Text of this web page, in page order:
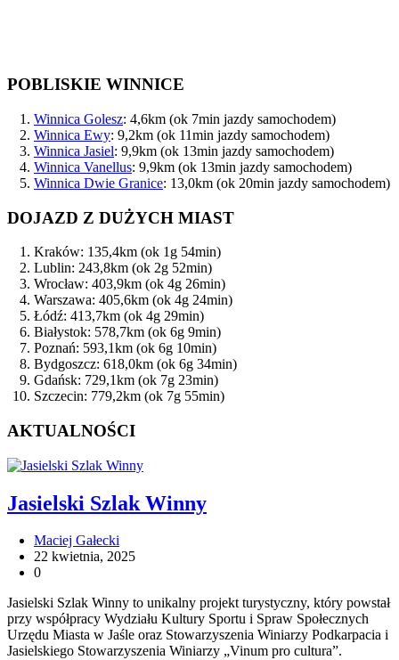
POBLISKIE WINNICE
Winnica Golesz: 4,6km (ok 7min jazdy samochodem)
Winnica Ewy: 9,2km (ok 11min jazdy samochodem)
Winnica Jasiel: 9,9km (ok 13min jazdy samochodem)
Winnica Vanellus: 9,9km (ok 13min jazdy samochodem)
Winnica Dwie Granice: 13,0km (ok 20min jazdy samochodem)
DOJAZD Z DUŻYCH MIAST
Kraków: 135,4km (ok 1g 54min)
Lublin: 243,8km (ok 2g 52min)
Wrocław: 403,9km (ok 4g 26min)
Warszawa: 405,6km (ok 4g 24min)
Łódź: 413,7km (ok 4g 29min)
Białystok: 578,7km (ok 6g 9min)
Poznań: 593,1km (ok 6g 10min)
Bydgoszcz: 618,0km (ok 6g 34min)
Gdańsk: 729,1km (ok 7g 23min)
Szczecin: 779,2km (ok 7g 55min)
AKTUALNOŚCI
Jasielski Szlak Winny
Maciej Gałecki
22 kwietnia, 2025
0
Jasielski Szlak Winny to unikalny projekt turystyczny, który powstał
przy współpracy Wydziału Kultury Sportu i Spraw Społecznych
Urzędu Miasta w Jaśle oraz Stowarzyszenia Winiarzy Podkarpacia i
Jasielskiego Stowarzyszenia Winiarzy „Vinum pro cultura”.